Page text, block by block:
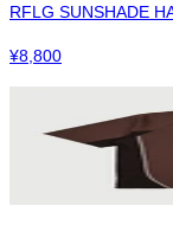
RFLG SUNSHADE
¥8,800